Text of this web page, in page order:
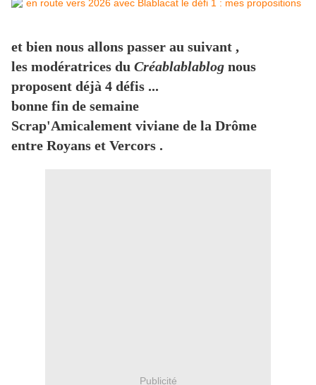
et bien nous allons passer au suivant ,
les modératrices du Créablablablog nous
proposent déjà 4 défis ...
bonne fin de semaine
Scrap'Amicalement viviane de la Drôme
entre Royans et Vercors .
Publicité